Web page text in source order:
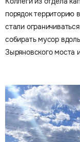
порядок территорию
стали
собирать мусор
Зыряновского моста